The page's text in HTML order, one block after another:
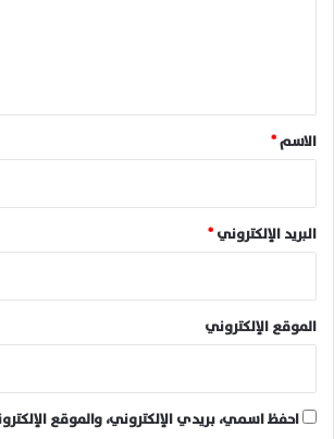
*
الاسم*
البريد الإلكتروني*
الموقع الإلكتروني
احفظ اسمي، بريدي الإلكتروني، والموقع